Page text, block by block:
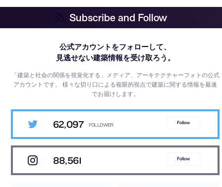
Subscribe and Follow
公式アカウントをフォローして、
見逃せない建築情報を受け取ろう。
「建築と社会の関係を視覚化する」メディア、アーキテクチャーフォトの公式
アカウントです。様々な切り口による複眼的視点で建築に関する情報を最速
でお届けします。
62,097 Follow
88,561 Follow